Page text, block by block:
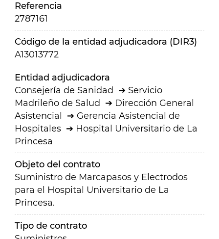
Referencia
2787161
Código de la entidad adjudicadora (DIR3)
A13013772
Entidad adjudicadora
Consejería de Sanidad
Servicio
Madrileño de Salud
Dirección General
Asistencial
Gerencia Asistencial de
Hospitales
Hospital Universitario de La
Princesa
Objeto del contrato
Suministro de Marcapasos y Electrodos
para el Hospital Universitario de La
Princesa.
Tipo de contrato